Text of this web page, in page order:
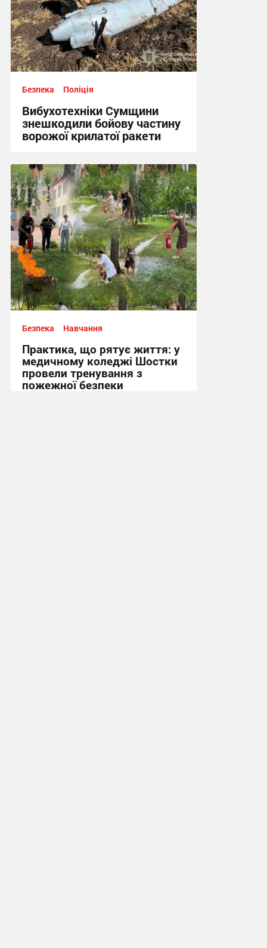
Безпека Поліція
Вибухотехніки Сумщини
знешкодили бойову частину
ворожої крилатої ракети
17:34, 3.08.2026
Безпека Навчання
Практика, що рятує життя: у
медичному коледжі Шостки
провели тренування з
пожежної безпеки